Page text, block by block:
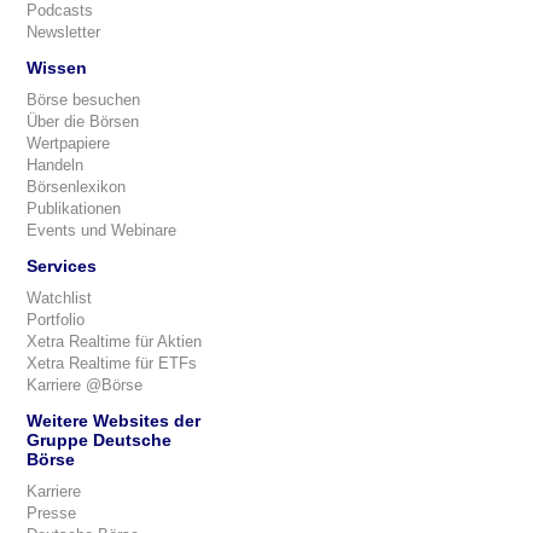
Podcasts
Newsletter
Wissen
Börse besuchen
Über die Börsen
Wertpapiere
Handeln
Börsenlexikon
Publikationen
Events und Webinare
Services
Watchlist
Portfolio
Xetra Realtime für Aktien
Xetra Realtime für ETFs
Karriere @Börse
Weitere Websites der
Gruppe Deutsche
Börse
Karriere
Presse